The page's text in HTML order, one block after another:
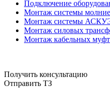
Подключение
Монтаж системы
Монтаж системы
Монтаж силовых
Монтаж кабельных муфт
Получить консультацию
Отправить ТЗ